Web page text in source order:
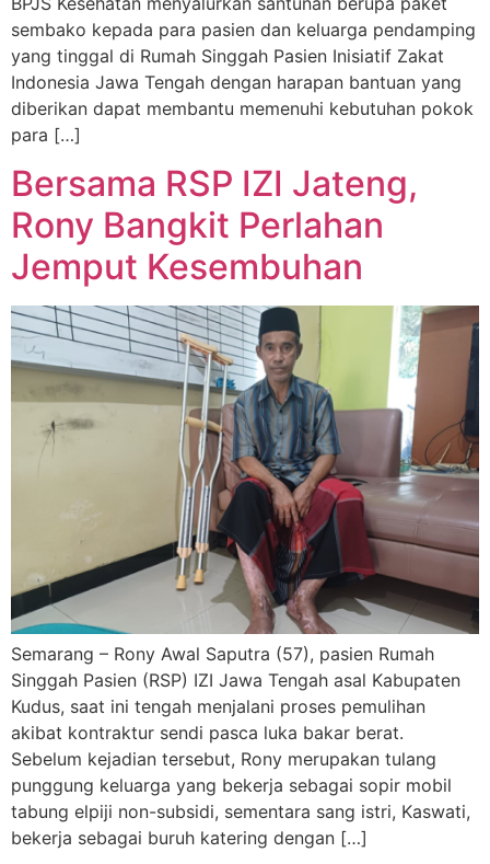
sembako kepada para pasien dan keluarga pendamping
yang tinggal di Rumah Singgah Pasien Inisiatif Zakat
Indonesia Jawa Tengah dengan harapan bantuan yang
diberikan dapat membantu memenuhi kebutuhan pokok
para […]
Bersama RSP IZI Jateng,
Rony Bangkit Perlahan
Jemput Kesembuhan
Semarang – Rony Awal Saputra (57), pasien Rumah
Singgah Pasien (RSP) IZI Jawa Tengah asal Kabupaten
Kudus, saat ini tengah menjalani proses pemulihan
akibat kontraktur sendi pasca luka bakar berat.
Sebelum kejadian tersebut, Rony merupakan tulang
punggung keluarga yang bekerja sebagai sopir mobil
tabung elpiji non-subsidi, sementara sang istri, Kaswati,
bekerja sebagai buruh katering dengan […]